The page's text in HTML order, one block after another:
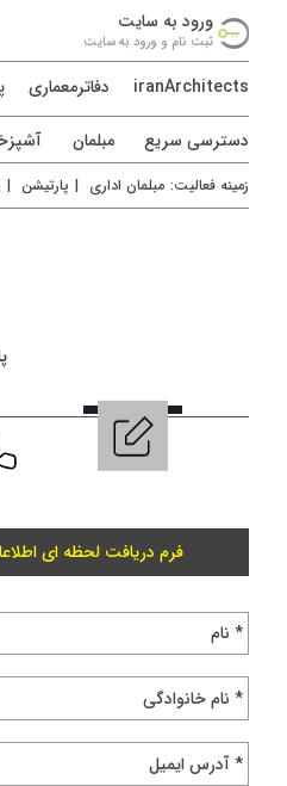
ورود به سايت
ثبت نام و ورود به سايت
iranArchitects دفاترمعماری
دسترسی سريع مبلمان
زمينه فعاليت: مبلمان اداری | پارتیشن |
فرم دریافت لحظه ای
* نام
* نام خانوادگی
* آدرس ایمیل